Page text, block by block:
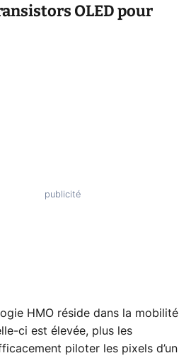
OLED pour
HMO réside dans la mobilité
ci est élevée, plus les
piloter les pixels d’un